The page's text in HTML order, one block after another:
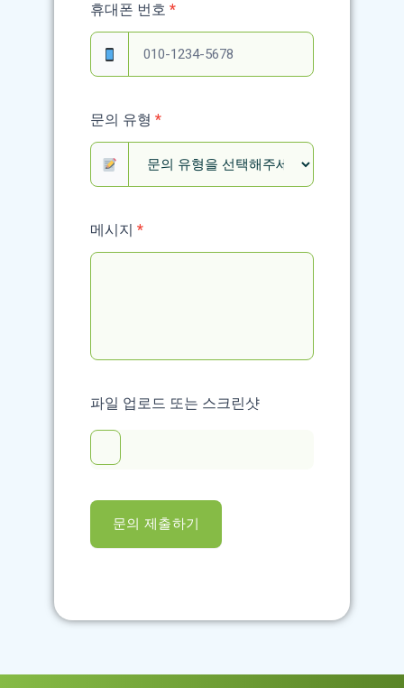
휴대폰 번호 *
문의 유형 *
메시지 *
파일 업로드 또는 스크린샷
문의 제출하기